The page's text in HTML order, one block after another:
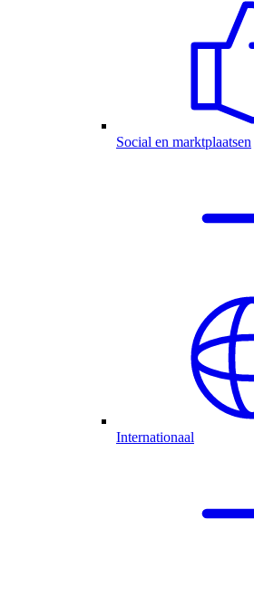
Social en marktplaatsen
Internationaal